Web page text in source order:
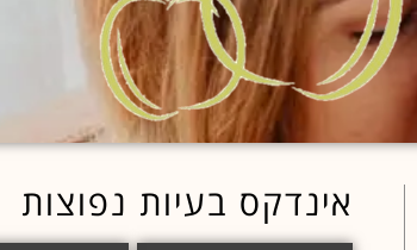
אינדקס בעיות נפוצות